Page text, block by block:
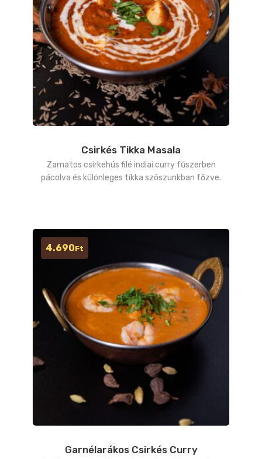
Csirkés Tikka Masala
Zamatos csirkehús filé indiai curry fűszerben
pácolva és különleges tikka szószunkban főzve.
Garnélarákos Csirkés Curry
4.690Ft